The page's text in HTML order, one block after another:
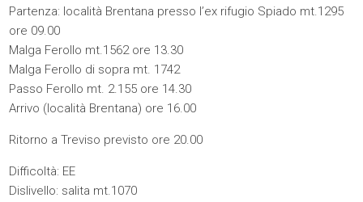
Partenza: località Brentana presso l’ex rifugio Spiado mt.1295
ore 09.00
Malga Ferollo mt.1562 ore 13.30
Malga Ferollo di sopra mt. 1742
Passo Ferollo mt. 2.155 ore 14.30
Arrivo (località Brentana) ore 16.00
Ritorno a Treviso previsto ore 20.00
Difficoltà: EE
Dislivello: salita mt.1070